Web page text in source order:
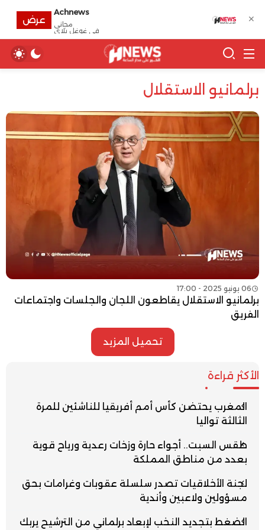
برلمانيو الاستقلال
06 يونيو 2025 - 17:00
برلمانيو الاستقلال يقاطعون اللجان والجلسات واجتماعات
الفريق
تحميل المزيد
الأكثر قراءة
المغرب يحتضن كأس أمم أفريقيا للناشئين للمرة
الثالثة تواليا
طقس السبت.. أجواء حارة وزخات رعدية ورياح قوية
بعدد من مناطق المملكة
لجنة الأخلاقيات تصدر سلسلة عقوبات وغرامات بحق
مسؤولين ولاعبين وأندية
الضغط بتجديد النخب لإبعاد برلماني من الترشيح يربك
✕
Achnews
مجانى
في غوغل بلاي
عرض